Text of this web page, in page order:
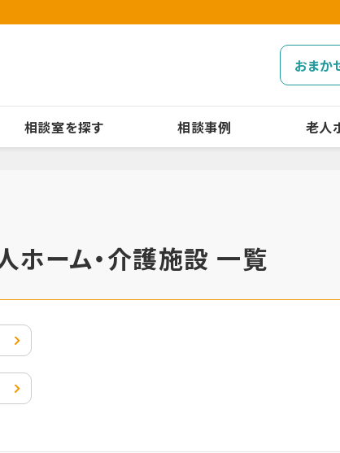
おまか
相談室を探す 相談事例 老人
ーム・介護施設 一覧